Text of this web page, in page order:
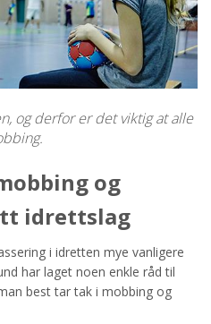
og derfor er det viktig at alle
og
idrettslag
i idretten mye vanligere
har laget noen enkle råd til
best tar tak i mobbing og